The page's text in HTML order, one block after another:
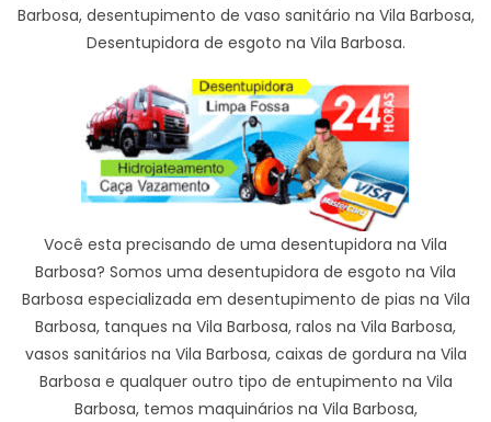
Barbosa, desentupimento de vaso sanitário na Vila Barbosa,
Desentupidora de esgoto na Vila Barbosa.
Você esta precisando de uma desentupidora na Vila
Barbosa? Somos uma desentupidora de esgoto na Vila
Barbosa especializada em desentupimento de pias na Vila
Barbosa, tanques na Vila Barbosa, ralos na Vila Barbosa,
vasos sanitários na Vila Barbosa, caixas de gordura na Vila
Barbosa e qualquer outro tipo de entupimento na Vila
Barbosa, temos maquinários na Vila Barbosa,